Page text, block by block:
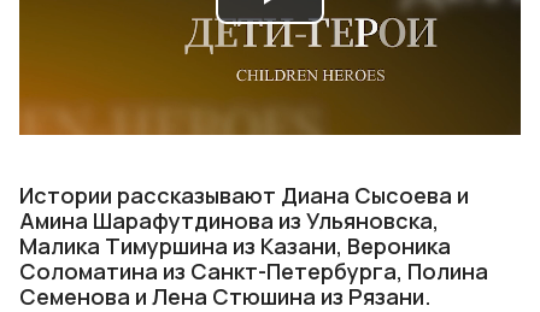
Play
Video
Истории рассказывают Диана Сысоева и
Амина Шарафутдинова из Ульяновска,
Малика Тимуршина из Казани, Вероника
Соломатина из Санкт-Петербурга, Полина
Семенова и Лена Стюшина из Рязани.